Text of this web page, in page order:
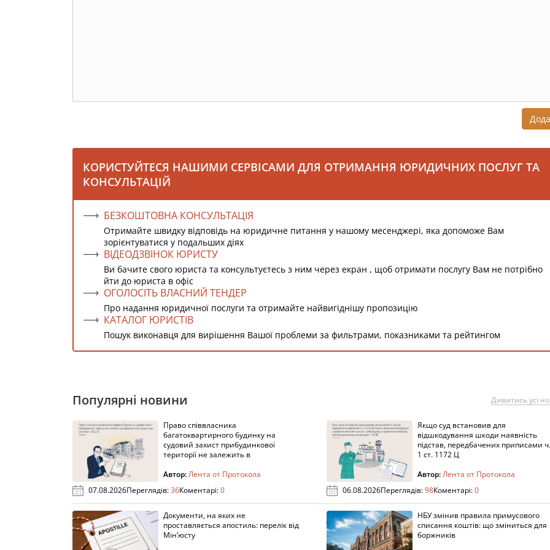
КОРИСТУЙТЕСЯ НАШИМИ СЕРВІСАМИ ДЛЯ ОТРИМАННЯ ЮРИДИЧНИХ ПОСЛУГ ТА
КОНСУЛЬТАЦІЙ
БЕЗКОШТОВНА КОНСУЛЬТАЦІЯ
Отримайте швидку відповідь на юридичне питання у нашому месенджері, яка допоможе Вам
зорієнтуватися у подальших діях
ВІДЕОДЗВІНОК ЮРИСТУ
Ви бачите свого юриста та консультуєтесь з ним через екран , щоб отримати послугу Вам не потрібно
йти до юриста в офіс
ОГОЛОСІТЬ ВЛАСНИЙ ТЕНДЕР
Про надання юридичної послуги та отримайте найвигіднішу пропозицію
КАТАЛОГ ЮРИСТІВ
Пошук виконавця для вирішення Вашої проблеми за фильтрами, показниками та рейтингом
Популярні новини Дивитись усі
Право співвласника
багатоквартирного будинку на
судовий захист прибудинкової
території не залежить в
Автор:Лента от Протокола
07.08.2026Переглядів:36Коментарі:0
Якщо суд встановив для
відшкодування шкоди наявність
підстав, передбачених приписами ч.
1 ст. 1172 Ц
Автор:Лента от Протокола
06.08.2026Переглядів:98Коментарі:0
Документи, на яких не
проставляється апостиль: перелік від
Мін’юсту
НБУ змінив правила примусового
списання коштів: що зміниться для
боржників